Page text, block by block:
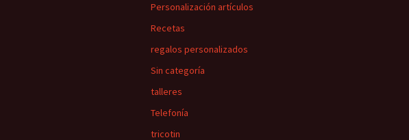
Personalización artículos
Recetas
regalos personalizados
Sin categoría
talleres
Telefonía
tricotin